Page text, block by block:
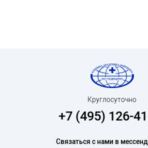
Круглосуточно
+7 (495) 126-
Связаться с нами в